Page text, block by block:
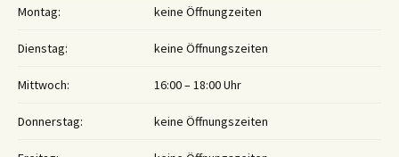
Montag: keine Öffnungzeiten
Dienstag: keine Öffnungszeiten
Mittwoch: 16:00 – 18:00 Uhr
Donnerstag: keine Öffnungszeiten